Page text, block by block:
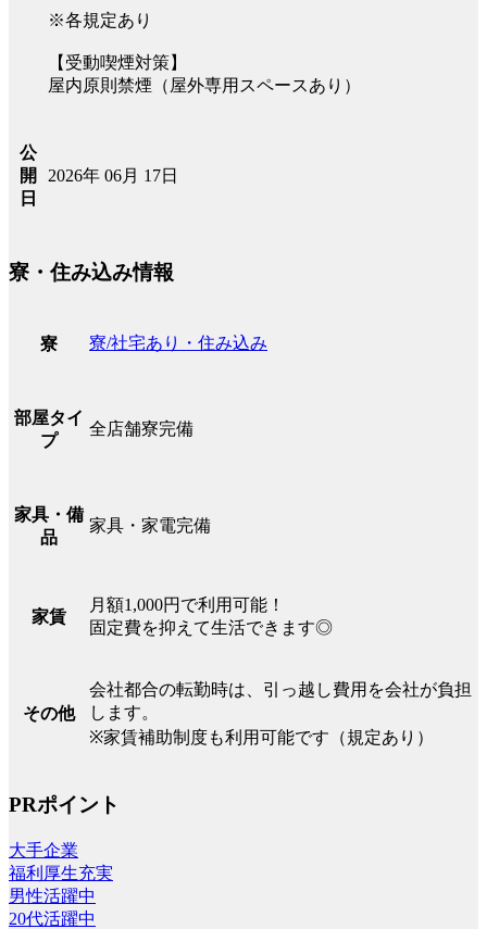
※各規定あり
【受動喫煙対策】
屋内原則禁煙（屋外専用スペースあり）
公
開
日
2026年 06月 17日
寮・住み込み情報
寮 寮/社宅あり・住み込み
部屋タイ
プ
全店舗寮完備
家具・備
品
家具・家電完備
家賃
月額1,000円で利用可能！
固定費を抑えて生活できます◎
その他
会社都合の転勤時は、引っ越し費用を会社が負担
します。
※家賃補助制度も利用可能です（規定あり）
PRポイント
大手企業
福利厚生充実
男性活躍中
20代活躍中